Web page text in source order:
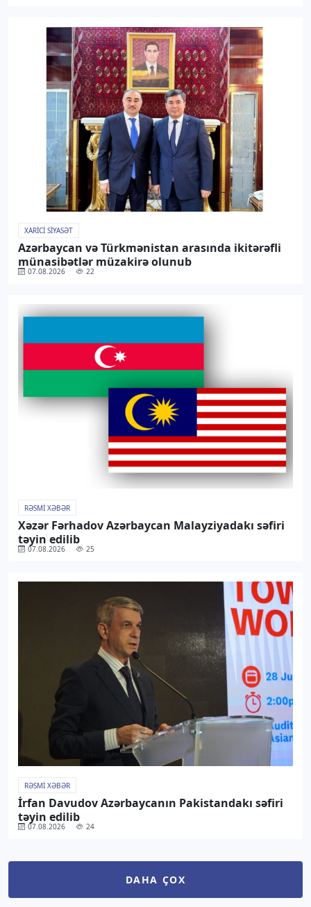
XARICI SIYASƏT
Azərbaycan və Türkmənistan arasında ikitərəfli
münasibətlər müzakirə olunub
07.08.2026 22
RƏSMI XƏBƏR
Xəzər Fərhadov Azərbaycan Malayziyadakı səfiri
təyin edilib
07.08.2026 25
RƏSMI XƏBƏR
İrfan Davudov Azərbaycanın Pakistandakı səfiri
təyin edilib
07.08.2026 24
DAHA ÇOX